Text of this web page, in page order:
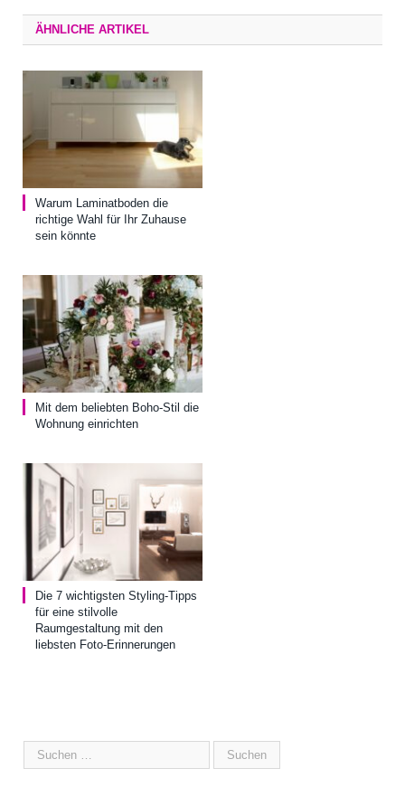
ÄHNLICHE ARTIKEL
Warum Laminatboden die
richtige Wahl für Ihr Zuhause
sein könnte
Mit dem beliebten Boho-Stil die
Wohnung einrichten
Die 7 wichtigsten Styling-Tipps
für eine stilvolle
Raumgestaltung mit den
liebsten Foto-Erinnerungen